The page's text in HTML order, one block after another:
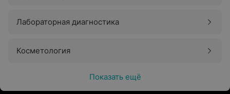
Лабораторная диагностика
Косметология
Показать ещё